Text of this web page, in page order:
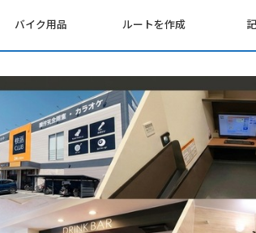
バイク用品 ルートを作成